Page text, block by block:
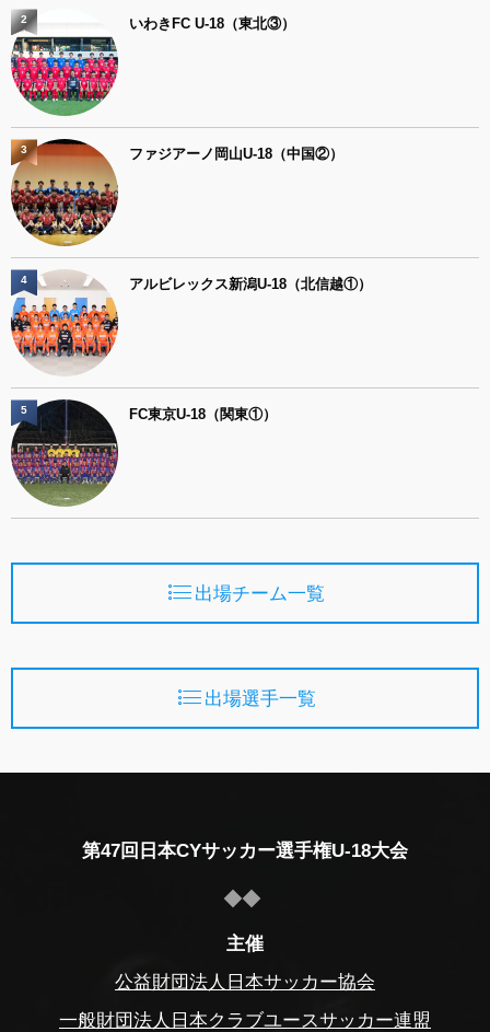
いわきFC U-18（東北③）
2
ファジアーノ岡山U-18（中国②）
3
アルビレックス新潟U-18（北信越①）
4
FC東京U-18（関東①）
5
出場チーム一覧
出場選手一覧
第47回日本CYサッカー選手権U-18大会
主催
公益財団法人日本サッカー協会
一般財団法人日本クラブユースサッカー連盟